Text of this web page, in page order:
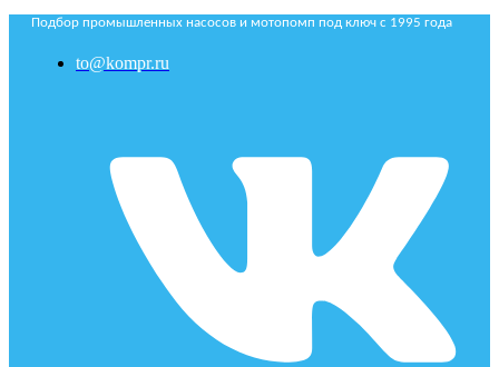
Подбор промышленных насосов и мотопомп под ключ с 1995 года
to@kompr.ru